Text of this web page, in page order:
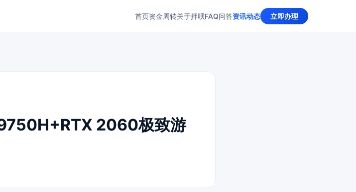
首页资金周转关于押呗FAQ问答资讯动态 立即办理
2060极致游